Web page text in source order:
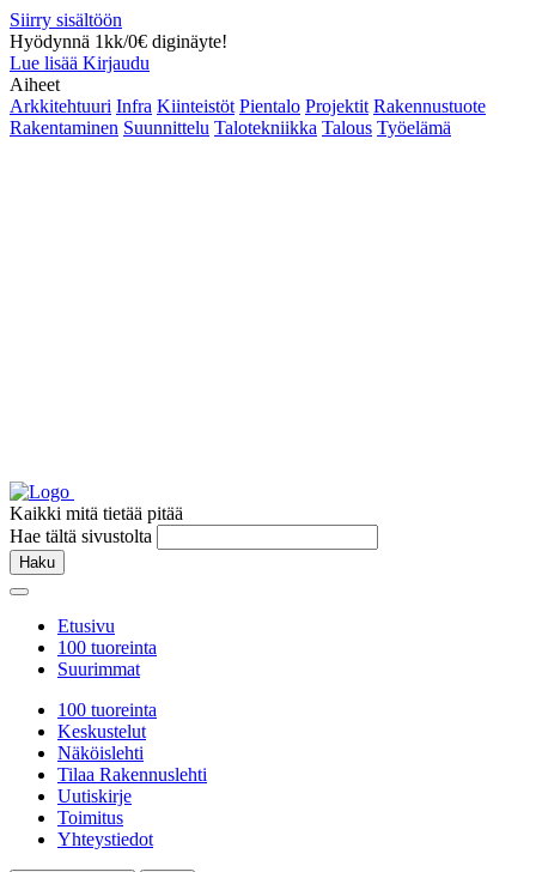
Siirry sisältöön
Hyödynnä 1kk/0€ diginäyte!
Lue lisää Kirjaudu
Aiheet
Arkkitehtuuri Infra Kiinteistöt Pientalo Projektit Rakennustuote
Rakentaminen Suunnittelu Talotekniikka Talous Työelämä
Kaikki mitä tietää pitää
Hae tältä sivustolta
Haku
Etusivu
100 tuoreinta
Suurimmat
100 tuoreinta
Keskustelut
Näköislehti
Tilaa Rakennuslehti
Uutiskirje
Toimitus
Yhteystiedot